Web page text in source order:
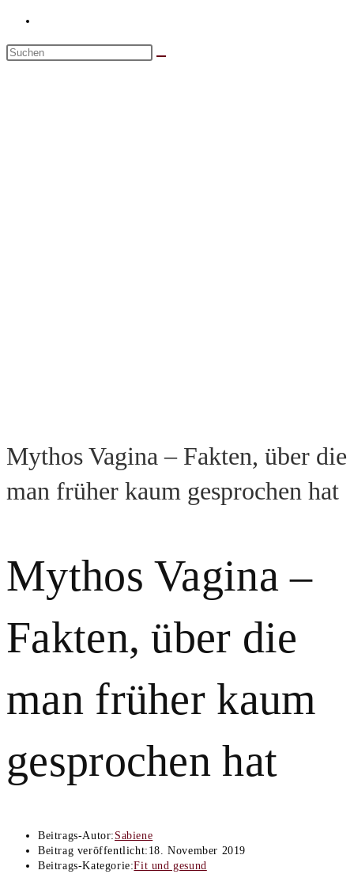
Mythos Vagina – Fakten, über die
man früher kaum gesprochen hat
Mythos Vagina –
Fakten, über die
man früher kaum
gesprochen hat
Beitrags-Autor: Sabiene
Beitrag veröffentlicht: 18. November 2019
Beitrags-Kategorie:Fit und gesund